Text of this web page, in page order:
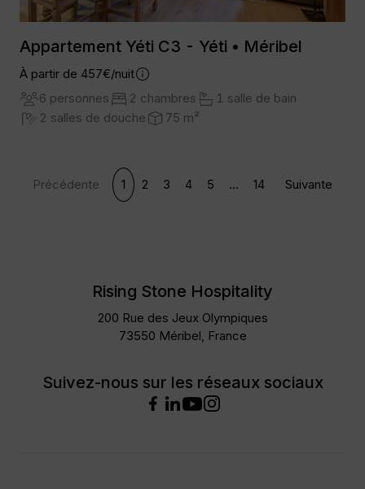
Appartement Yéti C3 - Yéti • Méribel
À partir de 457€/nuit
6 personnes
2 chambres
1 salle de bain
2 salles de douche
75 m²
Précédente 1 2 3 4 5 ... 14 Suivante
Rising Stone Hospitality
200 Rue des Jeux Olympiques
73550 Méribel, France
Suivez-nous sur les réseaux sociaux